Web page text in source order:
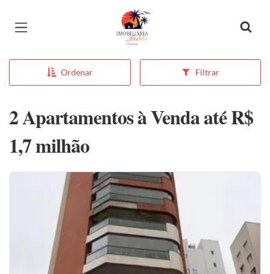
Página inicial
Ordenar Filtrar
2 Apartamentos à Venda até R$
1,7 milhão